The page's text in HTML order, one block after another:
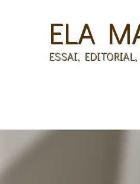
ELA
ESSAI, EDITORIAL,